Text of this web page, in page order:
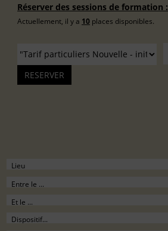
Réserver des sessions de formation :
Actuellement, il y a 10 places disponibles.